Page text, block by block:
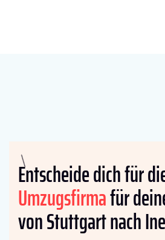
Entscheide dich für
Umzugsfirmafür
von Stuttgart nach